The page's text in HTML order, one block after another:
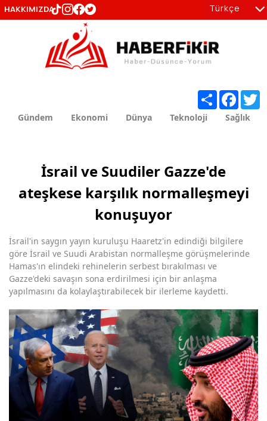
Gündem Ekonomi Dünya Teknoloji Sağlık
İsrail ve Suudiler Gazze'de
ateşkese karşılık normalleşmeyi
konuşuyor
İsrail'in saygın yayın kuruluşu Haaretz'in edindiği bilgilere
göre İsrail ve Suudi Arabistan normalleşme görüşmelerinde
Hamas'ın elindeki rehinelerin serbest bırakılması ve
Gazze'deki savaşın sona erdirilmesi için bir anlaşma
yapılmasını da kolaylaştırabilecek bir ilerleme kaydetti.
Share
Türkçe
en
HAKKIMIZDA